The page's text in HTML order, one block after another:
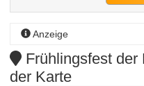
Anzeige
Frühlingsfest der
der Karte